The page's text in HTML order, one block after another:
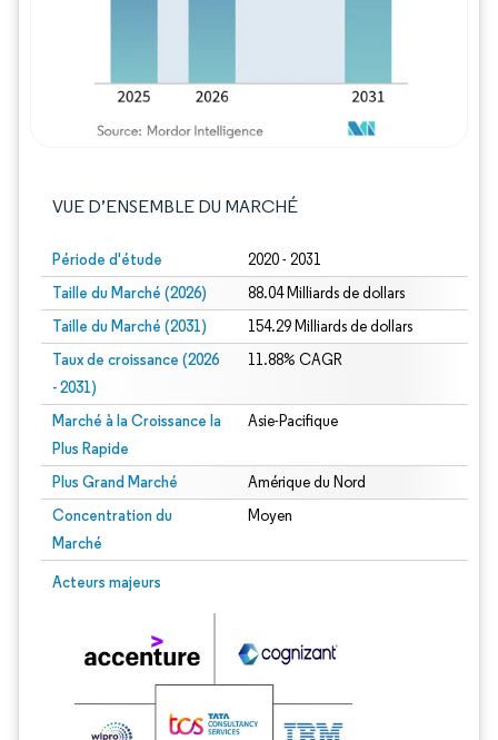
VUE D’ENSEMBLE DU MARCHÉ
Période d'étude 2020 - 2031
Taille du Marché (2026) 88.04 Milliards de dollars
Taille du Marché (2031) 154.29 Milliards de dollars
Taux de croissance (2026
- 2031)
11.88% CAGR
Marché à la Croissance la
Plus Rapide
Asie-Pacifique
Plus Grand Marché Amérique du Nord
Concentration du
Marché
Moyen
Acteurs majeurs
Image © Mordor Intelligence. La réutilisation nécessite une attribution sous CC